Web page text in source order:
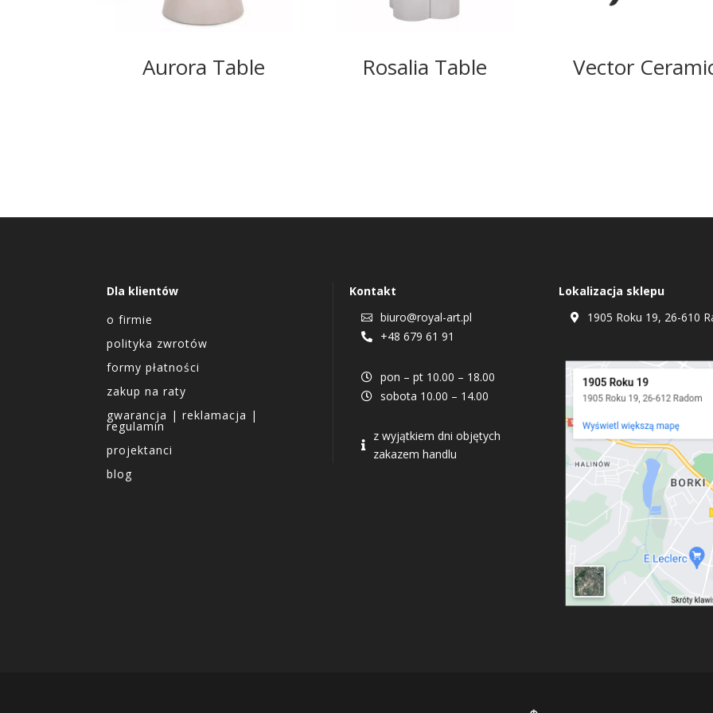
Aurora Table Rosalia Table Vector
Dla klientów
o firmie
polityka zwrotów
formy płatności
zakup na raty
gwarancja | reklamacja |
regulamin
projektanci
blog
Kontakt
 biuro@royal-art.pl
 +48 679 61 91
 pon – pt 10.00 – 18.00
 sobota 10.00 – 14.00

z wyjątkiem dni objętych
zakazem handlu
Lokalizacja sklepu
 1905 Roku 19, 26-610